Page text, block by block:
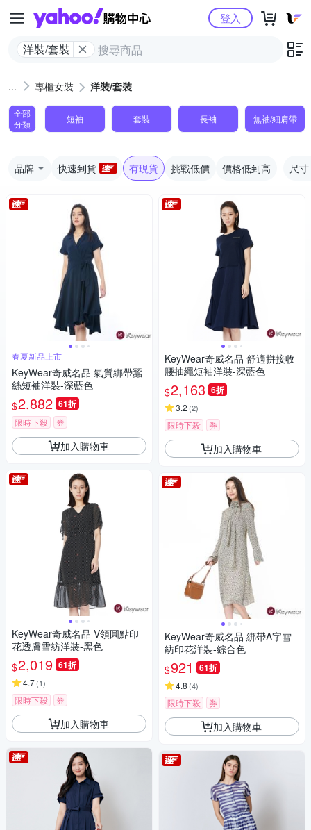
Yahoo購物中心
洋裝/套裝
登入
專櫃女裝 洋裝/套裝
全部
分類
短袖 套裝 長袖 無袖/細肩帶
品牌 快速到貨 有現貨 挑戰低價 價格低到高 尺寸
春夏新品上市
KeyWear奇威名品 氣質綁帶蠶
絲短袖洋裝-深藍色
$2,882 61折
限時下殺 券
加入購物車
KeyWear奇威名品 V領圓點印
花透膚雪紡洋裝-黑色
$2,019 61折
4.7(1)
限時下殺 券
加入購物車
KeyWear奇威名品 舒適拼接收
腰抽繩短袖洋裝-深藍色
$2,163 6折
3.2 (2)
限時下殺 券
加入購物車
KeyWear奇威名品 綁帶A字雪
紡印花洋裝-綜合色
$921 61折
4.8 (4)
限時下殺 券
加入購物車